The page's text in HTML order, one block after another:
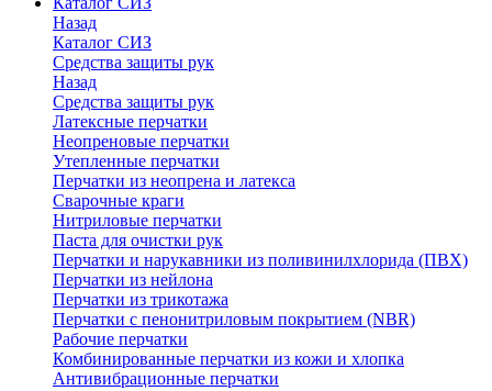
Назад
Каталог СИЗ
Средства защиты рук
Назад
Средства защиты рук
Латексные перчатки
Неопреновые перчатки
Утепленные перчатки
Перчатки из неопрена и латекса
Сварочные краги
Нитриловые перчатки
Паста для очистки рук
Перчатки и нарукавники из поливинилхлорида (ПВХ)
Перчатки из нейлона
Перчатки из трикотажа
Перчатки с пенонитриловым покрытием (NBR)
Рабочие перчатки
Комбинированные перчатки из кожи и хлопка
Антивибрационные перчатки